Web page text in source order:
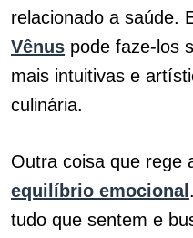
relacionado a saúde.
Vênus pode faze-los
mais intuitivas e
culinária.
Outra coisa que rege
equilíbrio emocional
tudo que sentem e